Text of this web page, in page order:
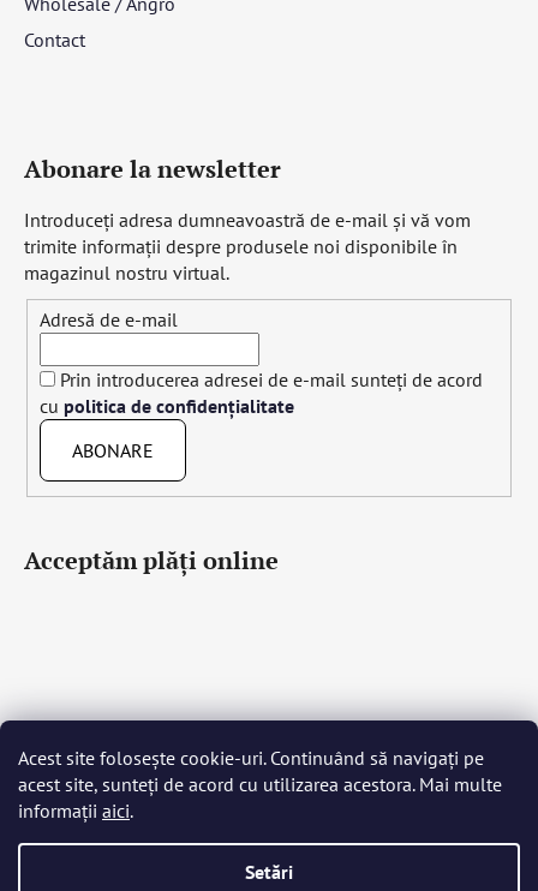
Acest site folosește cookie-uri. Continuând să navigați pe
acest site, sunteți de acord cu utilizarea acestora. Mai multe
informații aici.
Setări
Contact
Abonare la newsletter
Introduceţi adresa dumneavoastră de e-mail şi vă vom
trimite informaţii despre produsele noi disponibile în
magazinul nostru virtual.
Adresă de e-mail
Prin introducerea adresei de e-mail sunteți de acord
cu politica de confidențialitate
ABONARE
Acceptăm plăţi online
Čeština Slovenčina English Deutsch Magyar
Język polski
Română Italiano Español Français
Português
Nederlands Українська Ελληνικά Svenska Dansk